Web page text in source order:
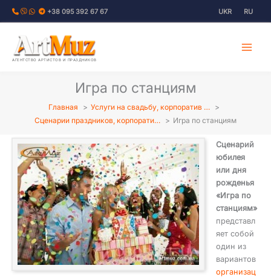
Перейти
+38 095 392 67 67 UKR RU
АГЕНТСТВО АРТИСТОВ И ПРАЗДНИКОВ
Игра по станциям
Главная
Услуги на свадьбу, корпоратив …
Сценарии праздников, корпорати…
Игра по станциям
Сценарий
юбилея
или дня
рожденья
«Игра по
станциям»
представл
яет собой
один из
вариантов
организац